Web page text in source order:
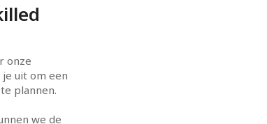
onze
uit om een
plannen.
we de